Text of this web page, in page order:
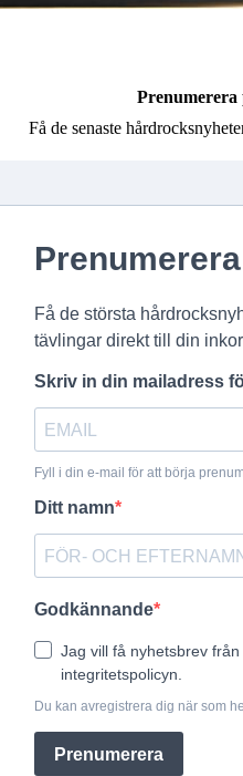
Prenumerera
Få de senaste